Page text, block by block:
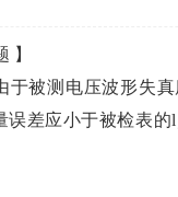
】
于被测电压波形失真
误差应小于被检表的l